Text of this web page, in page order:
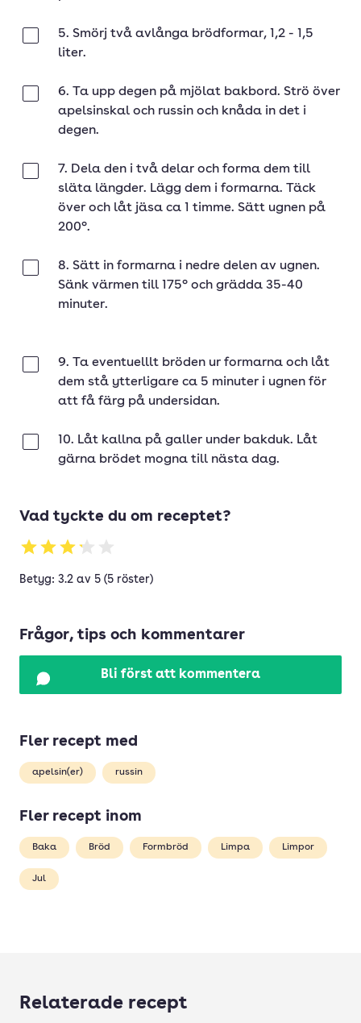
5. Smörj två avlånga brödformar, 1,2 - 1,5
liter.
6. Ta upp degen på mjölat bakbord. Strö över
apelsinskal och russin och knåda in det i
degen.
7. Dela den i två delar och forma dem till
släta längder. Lägg dem i formarna. Täck
över och låt jäsa ca 1 timme. Sätt ugnen på
200°.
8. Sätt in formarna i nedre delen av ugnen.
Sänk värmen till 175° och grädda 35-40
minuter.
9. Ta eventuelllt bröden ur formarna och låt
dem stå ytterligare ca 5 minuter i ugnen för
att få färg på undersidan.
10. Låt kallna på galler under bakduk. Låt
gärna brödet mogna till nästa dag.
Vad tyckte du om receptet?
Betyg: 3.2 av 5 (5 röster)
Frågor, tips och kommentarer
Bli först att kommentera
Fler recept med
apelsin(er) russin
Fler recept inom
Baka Bröd Formbröd Limpa Limpor
Jul
Relaterade recept